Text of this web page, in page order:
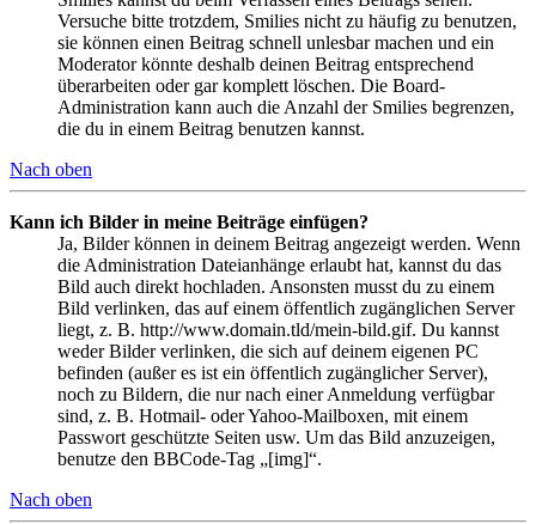
Versuche bitte trotzdem, Smilies nicht zu häufig zu benutzen,
sie können einen Beitrag schnell unlesbar machen und ein
Moderator könnte deshalb deinen Beitrag entsprechend
überarbeiten oder gar komplett löschen. Die Board-
Administration kann auch die Anzahl der Smilies begrenzen,
die du in einem Beitrag benutzen kannst.
Nach oben
Kann ich Bilder in meine Beiträge einfügen?
Ja, Bilder können in deinem Beitrag angezeigt werden. Wenn
die Administration Dateianhänge erlaubt hat, kannst du das
Bild auch direkt hochladen. Ansonsten musst du zu einem
Bild verlinken, das auf einem öffentlich zugänglichen Server
liegt, z. B. http://www.domain.tld/mein-bild.gif. Du kannst
weder Bilder verlinken, die sich auf deinem eigenen PC
befinden (außer es ist ein öffentlich zugänglicher Server),
noch zu Bildern, die nur nach einer Anmeldung verfügbar
sind, z. B. Hotmail- oder Yahoo-Mailboxen, mit einem
Passwort geschützte Seiten usw. Um das Bild anzuzeigen,
benutze den BBCode-Tag „[img]“.
Nach oben